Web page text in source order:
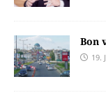
Bon
19.